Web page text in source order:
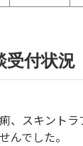
受付状況
、スキント
んでした。